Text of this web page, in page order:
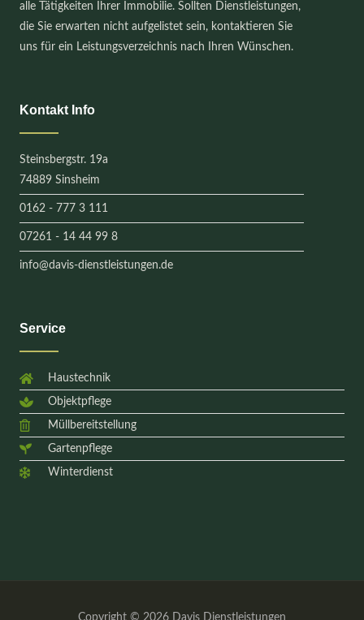
alle Tätigkeiten Ihrer Immobilie. Sollten Dienstleistungen,
die Sie erwarten nicht aufgelistet sein, kontaktieren Sie
uns für ein Leistungsverzeichnis nach Ihren Wünschen.
Kontakt Info
Steinsbergstr. 19a
74889 Sinsheim
0162 - 777 3 111
07261 - 14 44 99 8
info@davis-dienstleistungen.de
Service
Haustechnik
Objektpflege
Müllbereitstellung
Gartenpflege
Winterdienst